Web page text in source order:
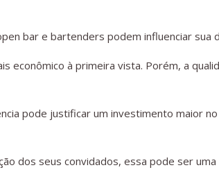
bar e bartenders podem influenciar sua
econômico à primeira vista. Porém, a
pode justificar um investimento maior
dos seus convidados, essa pode ser